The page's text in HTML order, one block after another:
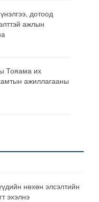
дотоод
ажлын
Тояама их
ажиллагааны
нөхөн элсэлтийн
эхэлнэ